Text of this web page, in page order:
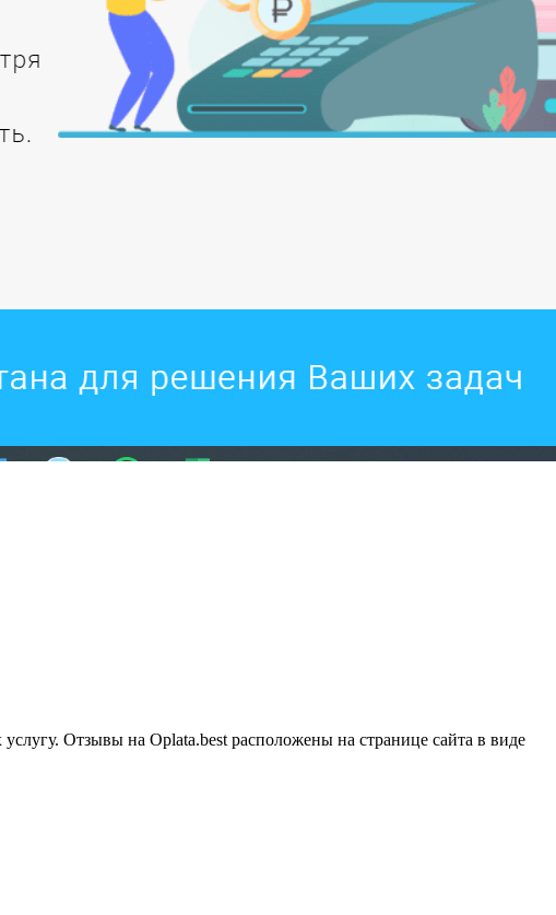
Отзывы на Oplata.best расположены на странице сайта в виде